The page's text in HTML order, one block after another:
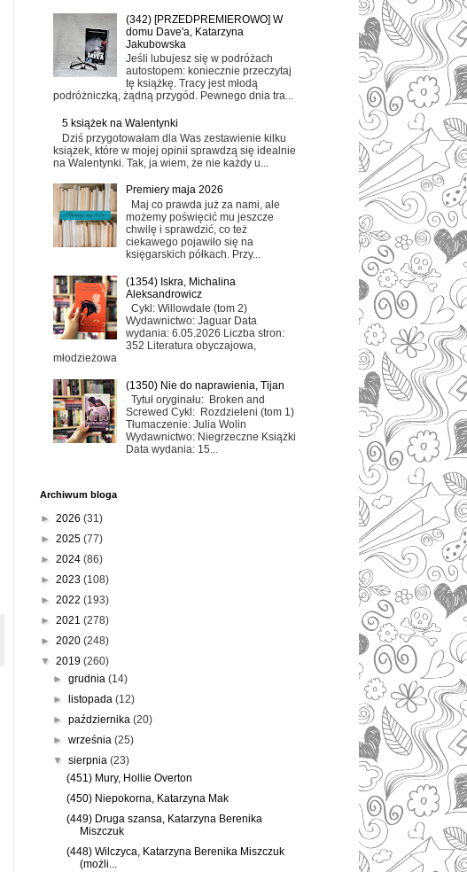
(342) [PRZEDPREMIEROWO] W
domu Dave'a, Katarzyna
Jakubowska
Jeśli lubujesz się w podróżach
autostopem: koniecznie przeczytaj
tę książkę. Tracy jest młodą
podróżniczką, żądną przygód. Pewnego dnia tra...
5 książek na Walentynki
Dziś przygotowałam dla Was zestawienie kilku
książek, które w mojej opinii sprawdzą się idealnie
na Walentynki. Tak, ja wiem, że nie każdy u...
Premiery maja 2026
Maj co prawda już za nami, ale
możemy poświęcić mu jeszcze
chwilę i sprawdzić, co też
ciekawego pojawiło się na
księgarskich półkach. Przy...
(1354) Iskra, Michalina
Aleksandrowicz
Cykl: Willowdale (tom 2)
Wydawnictwo: Jaguar Data
wydania: 6.05.2026 Liczba stron:
352 Literatura obyczajowa,
młodzieżowa
(1350) Nie do naprawienia, Tijan
Tytuł oryginału: Broken and
Screwed Cykl: Rozdzieleni (tom 1)
Tłumaczenie: Julia Wolin
Wydawnictwo: Niegrzeczne Książki
Data wydania: 15...
Archiwum bloga
► 2026 (31)
► 2025 (77)
► 2024 (86)
► 2023 (108)
► 2022 (193)
► 2021 (278)
► 2020 (248)
▼ 2019 (260)
►grudnia(14)
►
listopada(12)
►października(20)
►września(25)
▼sierpnia(23)
(451) Mury, Hollie Overton
(450) Niepokorna, Katarzyna Mak
(449) Druga szansa, Katarzyna Berenika
Miszczuk
(448) Wilczyca, Katarzyna Berenika Miszczuk
(możli...